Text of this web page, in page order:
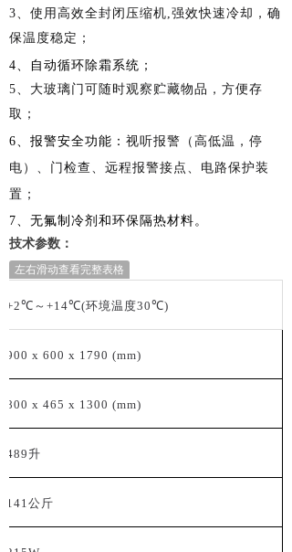
3、使用高效全封闭压缩机,强效快速冷却，确
保温度稳定；
4、自动循环除霜系统；
5、大玻璃门可随时观察贮藏物品，方便存
取；
6、报警安全功能： 视听报警（高低温，停
电）、门检查、远程报警接点、电路保护装
置；
7、无氟制冷剂和环保隔热材料。
技术参数：
左右滑动查看完整表格
+2℃ ～ +14℃(环境温度30℃)
900 x 600 x 1790 (mm)
800 x 465 x 1300 (mm)
489升
141公斤